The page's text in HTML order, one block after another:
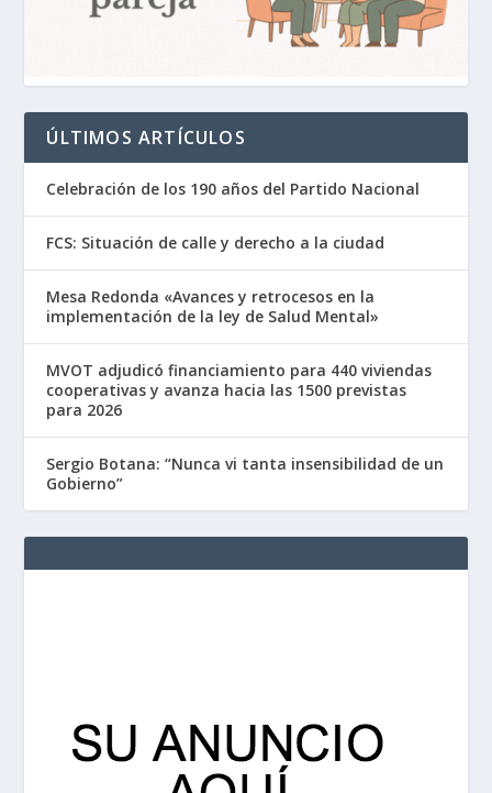
ÚLTIMOS ARTÍCULOS
Celebración de los 190 años del Partido Nacional
FCS: Situación de calle y derecho a la ciudad
Mesa Redonda «Avances y retrocesos en la
implementación de la ley de Salud Mental»
MVOT adjudicó financiamiento para 440 viviendas
cooperativas y avanza hacia las 1500 previstas
para 2026
Sergio Botana: “Nunca vi tanta insensibilidad de un
Gobierno”